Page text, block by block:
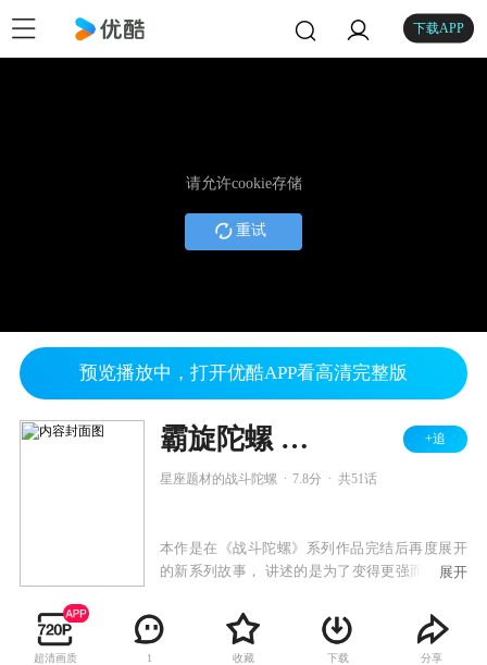
下载APP
请允许cookie存储
重试
预览播放中，打开优酷APP看高清完整版
霸旋陀螺 钢铁战魂 +追
星座题材的战斗陀螺 7.8分 共51话
本作是在《战斗陀螺》系列作品完结后再度展开
的新系列故事， 讲述的是为了变得更强而正在旅
爱战斗陀螺的小学生汤宫健太。此后两人以战斗
陀螺为缘由不断认识着更多的伙伴和对手，并逐
展开
超清画质 1 收藏 下载 分享